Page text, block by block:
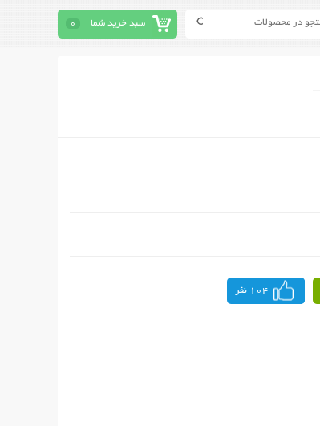
سبد خرید شما 0
104 نفر